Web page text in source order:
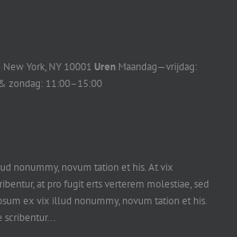
York, NY 10001 Uren Maandag—vrijdag:
zondag: 11:00–15:00
nonummy, novum tation et his. At vix
at pro fugit erts verterem molestiae, sed
ex vix illud nonummy, novum tation et his.
scribentur...